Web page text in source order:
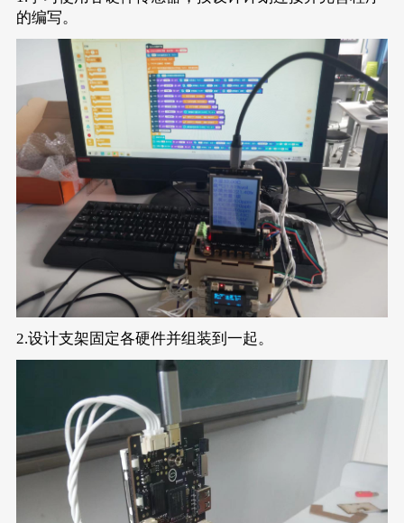
的编写。
2.设计支架固定各硬件并组装到一起。